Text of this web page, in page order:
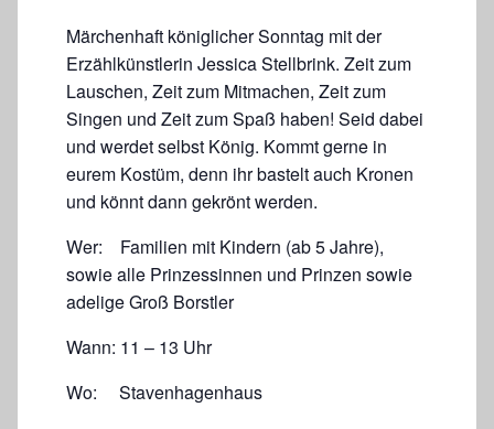
Märchenhaft königlicher Sonntag mit der
Erzählkünstlerin Jessica Stellbrink. Zeit zum
Lauschen, Zeit zum Mitmachen, Zeit zum
Singen und Zeit zum Spaß haben! Seid dabei
und werdet selbst König. Kommt gerne in
eurem Kostüm, denn ihr bastelt auch Kronen
und könnt dann gekrönt werden.
Wer: Familien mit Kindern (ab 5 Jahre),
sowie alle Prinzessinnen und Prinzen sowie
adelige Groß Borstler
Wann: 11 – 13 Uhr
Wo: Stavenhagenhaus